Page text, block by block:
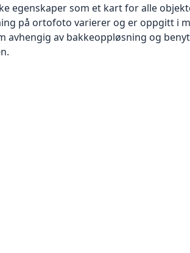
egenskaper som et kart for alle
på ortofoto varierer og er oppgitt i
avhengig av bakkeoppløsning og